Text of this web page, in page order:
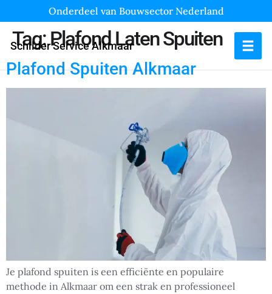
Onderdeel van Bouwsector Nederland
Schilder Service Alkmaar
Tag:Plafond Laten Spuiten
Plafond Spuiten Alkmaar
Je plafond spuiten is een efficiënte en populaire
methode in Alkmaar om een strak en professioneel